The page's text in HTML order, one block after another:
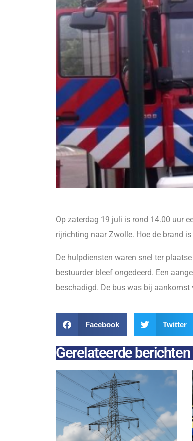
Op zaterdag 19 juli is rond 14.00 uur
rijrichting naar Zwolle. Hoe de brand
De hulpdiensten waren snel ter
bestuurder bleef ongedeerd. Een
beschadigd. De bus was bij
Facebook Twitter
Gerelateerde berichten